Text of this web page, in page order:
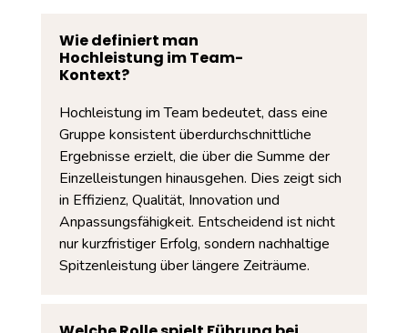
Wie definiert man
Hochleistung im Team-
Kontext?
Hochleistung im Team bedeutet, dass eine
Gruppe konsistent überdurchschnittliche
Ergebnisse erzielt, die über die Summe der
Einzelleistungen hinausgehen. Dies zeigt sich
in Effizienz, Qualität, Innovation und
Anpassungsfähigkeit. Entscheidend ist nicht
nur kurzfristiger Erfolg, sondern nachhaltige
Spitzenleistung über längere Zeiträume.